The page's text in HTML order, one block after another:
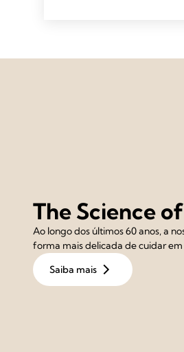
The Science of
Ao longo dos últimos 60 anos, a
forma mais delicada de cuidar em
Saiba mais